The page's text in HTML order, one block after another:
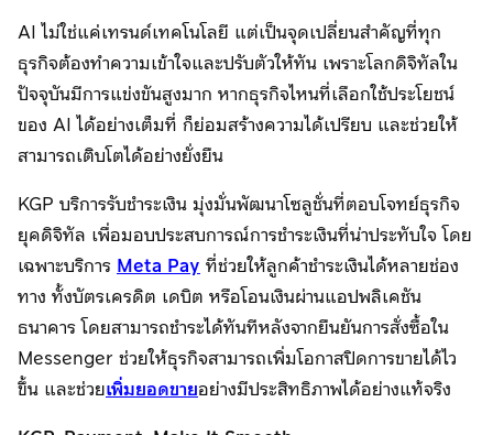
AI ไม่ใช่แค่เทรนด์เทคโนโลยี แต่เป็นจุดเปลี่ยนสำคัญที่ทุก
ธุรกิจต้องทำความเข้าใจและปรับตัวให้ทัน เพราะโลกดิจิทัลใน
ปัจจุบันมีการแข่งขันสูงมาก หากธุรกิจไหนที่เลือกใช้ประโยชน์
ของ AI ได้อย่างเต็มที่ ก็ย่อมสร้างความได้เปรียบ และช่วยให้
สามารถเติบโตได้อย่างยั่งยืน
KGP บริการรับชำระเงิน มุ่งมั่นพัฒนาโซลูชั่นที่ตอบโจทย์ธุรกิจ
ยุคดิจิทัล เพื่อมอบประสบการณ์การชำระเงินที่น่าประทับใจ โดย
เฉพาะบริการ Meta Pay ที่ช่วยให้ลูกค้าชำระเงินได้หลายช่อง
ทาง ทั้งบัตรเครดิต เดบิต หรือโอนเงินผ่านแอปพลิเคชัน
ธนาคาร โดยสามารถชำระได้ทันทีหลังจากยืนยันการสั่งซื้อใน
Messenger ช่วยให้ธุรกิจสามารถเพิ่มโอกาสปิดการขายได้ไว
ขึ้น และช่วยเพิ่มยอดขายอย่างมีประสิทธิภาพได้อย่างแท้จริง